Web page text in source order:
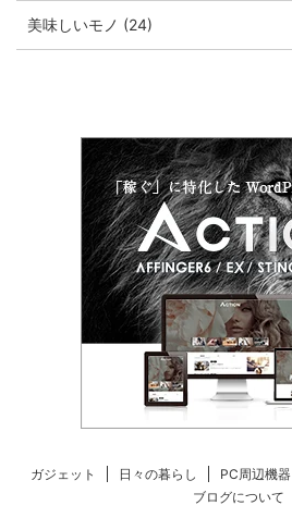
美味しいモノ (24)
ガジェット 日々の暮らし PC周辺機器
ブログについて